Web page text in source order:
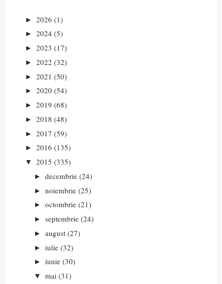
► 2026 (1)
► 2024 (5)
► 2023 (17)
► 2022 (32)
► 2021 (50)
► 2020 (54)
► 2019 (68)
► 2018 (48)
► 2017 (59)
► 2016 (135)
▼ 2015 (335)
► decembrie (24)
► noiembrie (25)
► octombrie (21)
► septembrie (24)
► august (27)
► iulie (32)
► iunie (30)
▼ mai (31)